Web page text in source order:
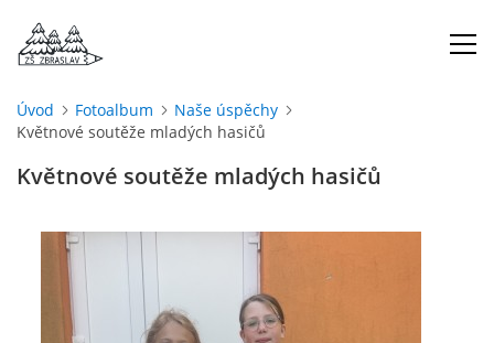
ÚVOD
ŠKOLNÍ ROK
DOKUMENTY
Úvod Fotoalbum
Naše úspěchy
Květnové soutěže mladých hasičů
Květnové soutěže mladých hasičů